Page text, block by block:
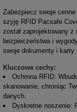
Zabezpiecz swoje
szyję RFID Pacsafe
został zaprojektowany
bezpieczeństwa i
swoje dokumenty i
Kluczowe cechy:
Ochrona RFID:
skanowanie, chroniąc
danych.
Dyskretne noszenie: